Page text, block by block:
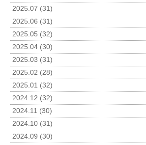
2025.07 (31)
2025.06 (31)
2025.05 (32)
2025.04 (30)
2025.03 (31)
2025.02 (28)
2025.01 (32)
2024.12 (32)
2024.11 (30)
2024.10 (31)
2024.09 (30)